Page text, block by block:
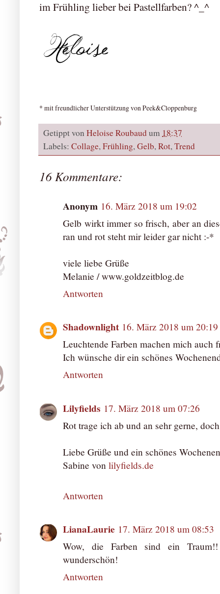
im Frühling lieber bei Pastellfarben? ^_^
* mit freundlicher Unterstützung von Peek&Cloppenburg
Getippt von Heloise Roubaudum 18:37
Labels: Collage,Frühling,Gelb,Rot,Trend
16 Kommentare:
Anonym 16. März 2018 um 19:02
Gelb wirkt immer so frisch, aber an
ran und rot steht mir leider gar nicht :-*
viele liebe Grüße
Melanie / www.goldzeitblog.de
Antworten
Shadownlight 16. März 2018 um 20:19
Leuchtende Farben machen mich auch
Ich wünsche dir ein schönes
Antworten
Lilyfields 17. März 2018 um 07:26
Rot trage ich ab und an sehr gerne,
Liebe Grüße und ein schönes
Sabine von lilyfields.de
Antworten
LianaLaurie 17. März 2018 um 08:53
Wow, die Farben sind ein
wunderschön!
Antworten